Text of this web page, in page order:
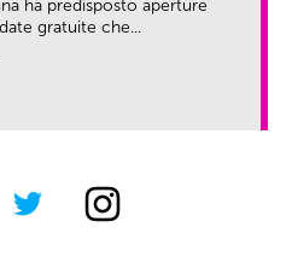
ha predisposto aperture
gratuite che...